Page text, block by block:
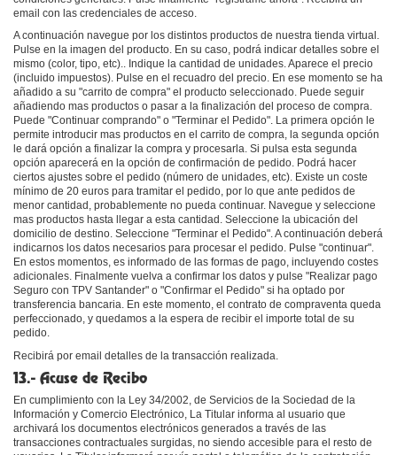
email con las credenciales de acceso.
A continuación navegue por los distintos productos de nuestra tienda virtual.
Pulse en la imagen del producto. En su caso, podrá indicar detalles sobre el
mismo (color, tipo, etc).. Indique la cantidad de unidades. Aparece el precio
(incluido impuestos). Pulse en el recuadro del precio. En ese momento se ha
añadido a su "carrito de compra" el producto seleccionado. Puede seguir
añadiendo mas productos o pasar a la finalización del proceso de compra.
Puede "Continuar comprando" o "Terminar el Pedido". La primera opción le
permite introducir mas productos en el carrito de compra, la segunda opción
le dará opción a finalizar la compra y procesarla. Si pulsa esta segunda
opción aparecerá en la opción de confirmación de pedido. Podrá hacer
ciertos ajustes sobre el pedido (número de unidades, etc). Existe un coste
mínimo de 20 euros para tramitar el pedido, por lo que ante pedidos de
menor cantidad, probablemente no pueda continuar. Navegue y seleccione
mas productos hasta llegar a esta cantidad. Seleccione la ubicación del
domicilio de destino. Seleccione "Terminar el Pedido". A continuación deberá
indicarnos los datos necesarios para procesar el pedido. Pulse "continuar".
En estos momentos, es informado de las formas de pago, incluyendo costes
adicionales. Finalmente vuelva a confirmar los datos y pulse "Realizar pago
Seguro con TPV Santander" o "Confirmar el Pedido" si ha optado por
transferencia bancaria. En este momento, el contrato de compraventa queda
perfeccionado, y quedamos a la espera de recibir el importe total de su
pedido.
Recibirá por email detalles de la transacción realizada.
13.- Acuse de Recibo
En cumplimiento con la Ley 34/2002, de Servicios de la Sociedad de la
Información y Comercio Electrónico, La Titular informa al usuario que
archivará los documentos electrónicos generados a través de las
transacciones contractuales surgidas, no siendo accesible para el resto de